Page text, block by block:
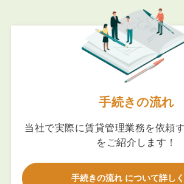
手続きの流れ
当社で実際に賃貸管理業務を依頼
をご紹介します！
手続きの流れ について詳し